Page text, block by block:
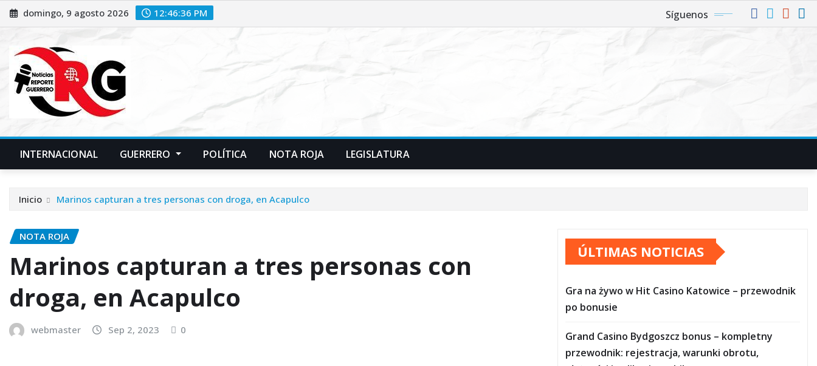
Saltar
al
domingo, 9 agosto 2026 12:46:36 PM Síguenos
INTERNACIONAL GUERRERO POLÍTICA NOTA ROJA LEGISLATURA
Inicio Marinos capturan a tres personas con droga, en Acapulco
NOTA ROJA
Marinos capturan a tres personas con
droga, en Acapulco
webmaster Sep 2, 2023 0
ÚLTIMAS NOTICIAS
Gra na żywo w Hit Casino Katowice – przewodnik
po bonusie
Grand Casino Bydgoszcz bonus – kompletny
przewodnik: rejestracja, warunki obrotu,